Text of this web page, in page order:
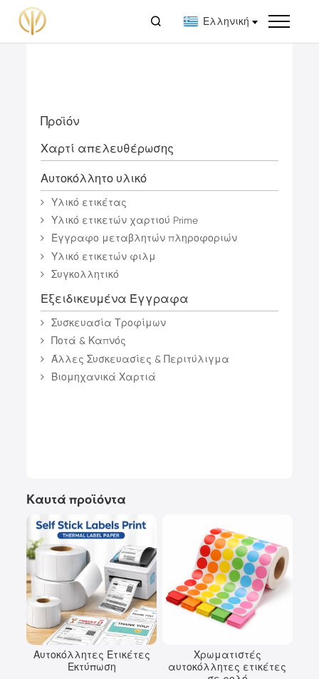
 Ελληνική
Προϊόν
Χαρτί απελευθέρωσης
Αυτοκόλλητο υλικό
Υλικό ετικέτας
Υλικό ετικετών χαρτιού Prime
Έγγραφο μεταβλητών πληροφοριών
Υλικό ετικετών φιλμ
Συγκολλητικό
Εξειδικευμένα Έγγραφα
Συσκευασία Τροφίμων
Ποτά & Καπνός
Άλλες Συσκευασίες & Περιτύλιγμα
Βιομηχανικά Χαρτιά
Καυτά προϊόντα
Αυτοκόλλητες Ετικέτες
Εκτύπωση
Χρωματιστές
αυτοκόλλητες ετικέτες